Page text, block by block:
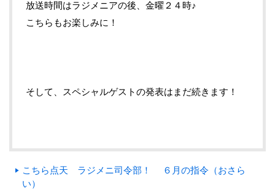
放送時間はラジメニアの後、金曜２４時♪
こちらもお楽しみに！
そして、スペシャルゲストの発表はまだ続きます！
こちら点天 ラジメニ司令部！ ６月の指令（おさら
い）